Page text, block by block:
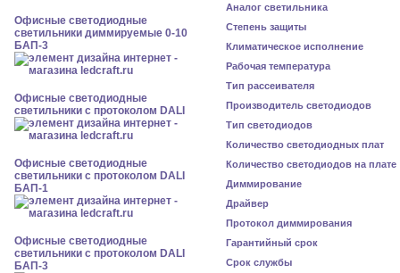
Офисные светодиодные
светильники диммируемые 0-10
БАП-3
Офисные светодиодные
светильники с протоколом DALI
Офисные светодиодные
светильники с протоколом DALI
БАП-1
Офисные светодиодные
светильники с протоколом DALI
БАП-3
Аналог светильника
Степень защиты
Климатическое исполнение
Рабочая температура
Тип рассеивателя
Производитель светодиодов
Тип светодиодов
Количество светодиодных плат
Количество светодиодов на плате
Диммирование
Драйвер
Протокол диммирования
Гарантийный срок
Срок службы